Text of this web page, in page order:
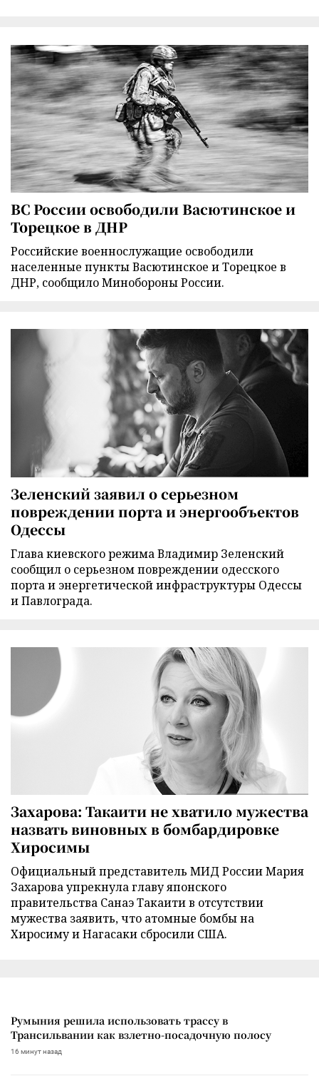
ВС России освободили Васютинское и
Торецкое в ДНР
Российские военнослужащие освободили
населенные пункты Васютинское и Торецкое в
ДНР, сообщило Минобороны России.
Зеленский заявил о серьезном
повреждении порта и энергообъектов
Одессы
Глава киевского режима Владимир Зеленский
сообщил о серьезном повреждении одесского
порта и энергетической инфраструктуры Одессы
и Павлограда.
Захарова: Такаити не хватило мужества
назвать виновных в бомбардировке
Хиросимы
Официальный представитель МИД России Мария
Захарова упрекнула главу японского
правительства Санаэ Такаити в отсутствии
мужества заявить, что атомные бомбы на
Хиросиму и Нагасаки сбросили США.
Румыния решила использовать трассу в
Трансильвании как взлетно-посадочную полосу
16 минут назад